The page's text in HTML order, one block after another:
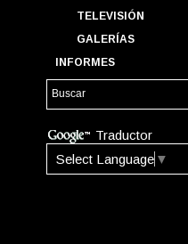
TELEVISIÓN
GALERÍAS
INFORMES
Traductor
Select Language ▼